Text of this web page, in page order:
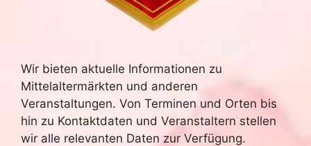
Wir bieten aktuelle Informationen zu
Mittelaltermärkten und anderen
Veranstaltungen. Von Terminen und Orten bis
hin zu Kontaktdaten und Veranstaltern stellen
wir alle relevanten Daten zur Verfügung.